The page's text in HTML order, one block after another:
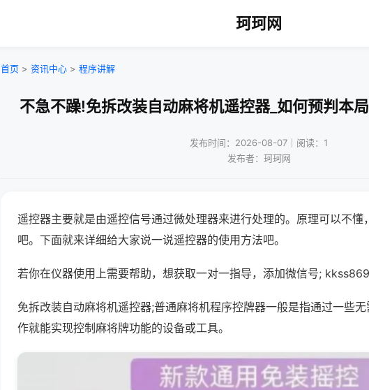
珂珂网
首页 > 资讯中心 > 程序讲解
不急不躁!免拆改装自动麻将机遥控器_如何预判本
发布时间：2026-08-07｜阅读：1
发布者：珂珂网
遥控器主要就是由遥控信号通过微处理器来进行处理的。原理可以不懂
吧。下面就来详细给大家说一说遥控器的使用方法吧。
若你在仪器使用上需要帮助，想获取一对一指导，添加微信号;
免拆改装自动麻将机遥控器;普通麻将机程序控牌器一般是指通过一些
作就能实现控制麻将牌功能的设备或工具。